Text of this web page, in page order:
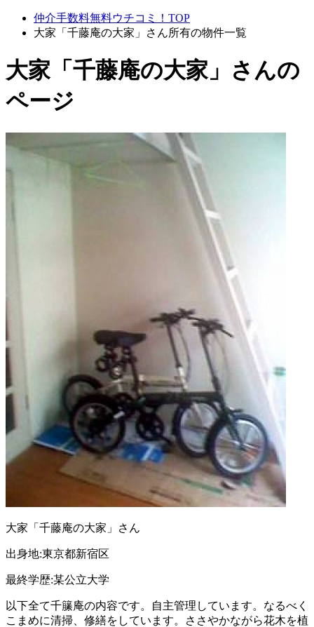
仲介手数料無料ウチコミ！TOP
大家「千藤庵の大家」さん所有の物件一覧
大家「千藤庵の大家」さんの
ページ
大家「千藤庵の大家」さん
出身地:東京都新宿区
最終学歴:某公立大学
以下全て千籘庵の内容です。自主管理しています。なるべく
こまめに清掃、修繕をしています。ささやかながら花木を植